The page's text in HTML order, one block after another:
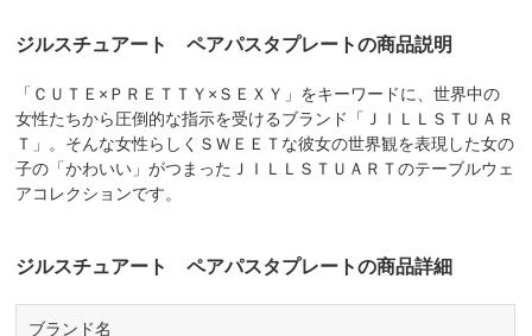
ジルスチュアート ペアパスタプレートの商品説明
「ＣＵＴＥ×ＰＲＥＴＴＹ×ＳＥＸＹ」をキーワードに、世界中の
女性たちから圧倒的な指示を受けるブランド「ＪＩＬＬＳＴＵＡＲ
Ｔ」。そんな女性らしくＳＷＥＥＴな彼女の世界観を表現した女の
子の「かわいい」がつまったＪＩＬＬＳＴＵＡＲＴのテーブルウェ
アコレクションです。
ジルスチュアート ペアパスタプレートの商品詳細
ブランド名